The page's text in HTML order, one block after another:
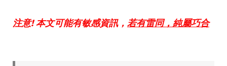
注意! 本文可能有敏感資訊， 若有雷同，純屬巧合